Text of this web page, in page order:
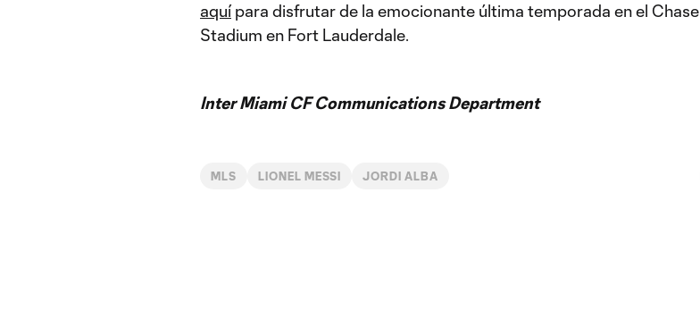
aquípara disfrutar de la emocionante última temporada en el Chase
Stadium en Fort Lauderdale.
Inter Miami CF Communications Department
MLS LIONEL MESSI JORDI ALBA